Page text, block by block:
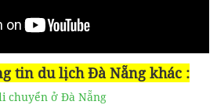
tin du lịch Đà Nẵng khác :
chuyển ở Đà Nẵng